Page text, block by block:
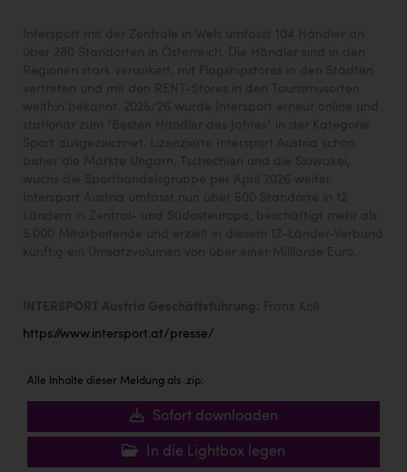
https://www.intersport.at/presse/
Alle Inhalte dieser Meldung als .zip:
Sofort downloaden
In die Lightbox legen